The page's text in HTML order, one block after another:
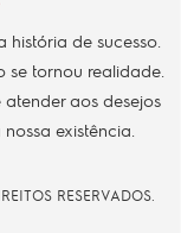
história de sucesso.
se tornou realidade.
aos desejos
existência.
RESERVADOS.